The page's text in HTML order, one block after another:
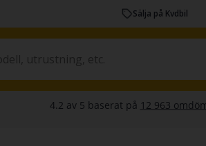
Sälja på Kvdbil